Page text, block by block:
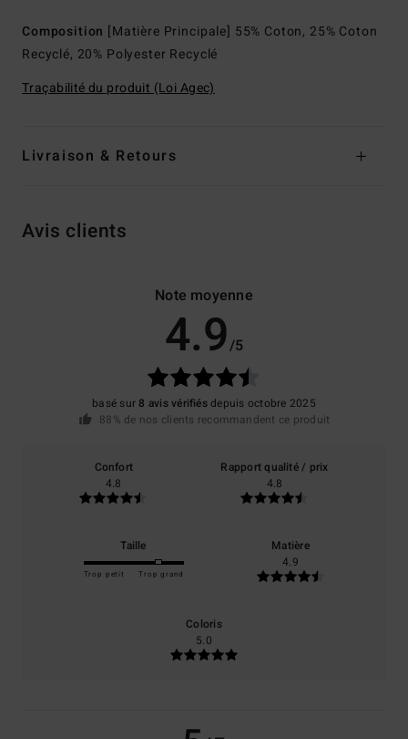
Composition [Matière Principale] 55% Coton, 25% Coton
Recyclé, 20% Polyester Recyclé
Traçabilité du produit (Loi Agec)
Livraison & Retours
Avis clients
Note moyenne
4.9/5
basé sur 8 avis vérifiésdepuis octobre 2025
88% de nos clients recommandent ce produit
Confort
4.8
Rapport qualité / prix
4.8
Taille
Trop petit Trop grand
Matière
4.9
Coloris
5.0